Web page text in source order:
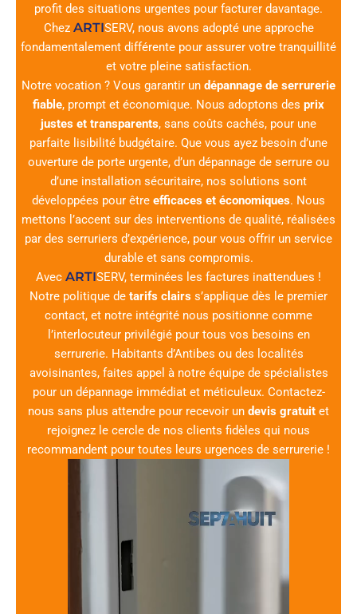
profit des situations urgentes pour facturer davantage.
Chez ARTISERV, nous avons adopté une approche
fondamentalement différente pour assurer votre tranquillité
et votre pleine satisfaction.
Notre vocation ? Vous garantir un dépannage de serrurerie
fiable, prompt et économique. Nous adoptons des prix
justes et transparents, sans coûts cachés, pour une
parfaite lisibilité budgétaire. Que vous ayez besoin d’une
ouverture de porte urgente, d’un dépannage de serrure ou
d’une installation sécuritaire, nos solutions sont
développées pour être efficaces et économiques. Nous
mettons l’accent sur des interventions de qualité, réalisées
par des serruriers d’expérience, pour vous offrir un service
durable et sans compromis.
Avec ARTISERV, terminées les factures inattendues !
Notre politique de tarifs clairs s’applique dès le premier
contact, et notre intégrité nous positionne comme
l’interlocuteur privilégié pour tous vos besoins en
serrurerie. Habitants d’Antibes ou des localités
avoisinantes, faites appel à notre équipe de spécialistes
pour un dépannage immédiat et méticuleux. Contactez-
nous sans plus attendre pour recevoir un devis gratuit et
rejoignez le cercle de nos clients fidèles qui nous
recommandent pour toutes leurs urgences de serrurerie !